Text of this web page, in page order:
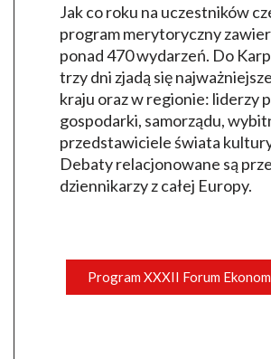
Jak co roku na uczestników
program merytoryczny
ponad 470 wydarzeń. Do
trzy dni zjadą się
kraju oraz w regionie: liderzy
gospodarki, samorządu,
przedstawiciele świata
Debaty relacjonowane są
dziennikarzy z całej Europy.
Program XXXII Forum